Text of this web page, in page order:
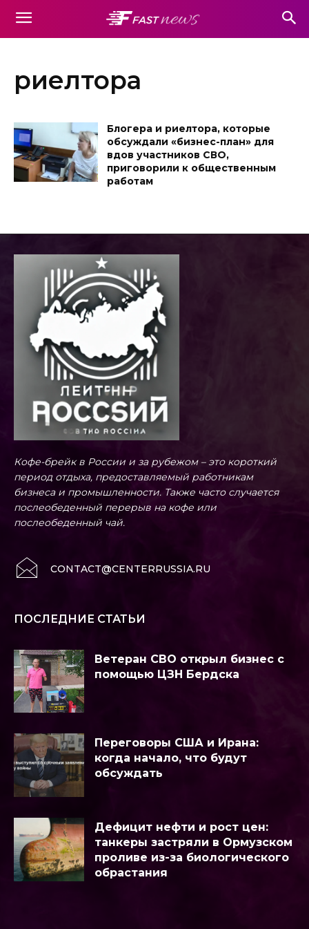
риелтора
Блогера и риелтора, которые
обсуждали «бизнес-план» для
вдов участников СВО,
приговорили к общественным
работам
Кофе-брейк в России и за рубежом – это короткий
период отдыха, предоставляемый работникам
бизнеса и промышленности. Также часто случается
послеобеденный перерыв на кофе или
послеобеденный чай.
CONTACT@CENTERRUSSIA.RU
ПОСЛЕДНИЕ СТАТЬИ
Ветеран СВО открыл бизнес с
помощью ЦЗН Бердска
Переговоры США и Ирана:
когда начало, что будут
обсуждать
Дефицит нефти и рост цен:
танкеры застряли в Ормузском
проливе из-за биологического
обрастания